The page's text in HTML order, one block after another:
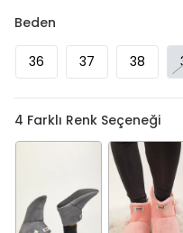
Beden
36 37 38
4 Farklı Renk Seçeneği